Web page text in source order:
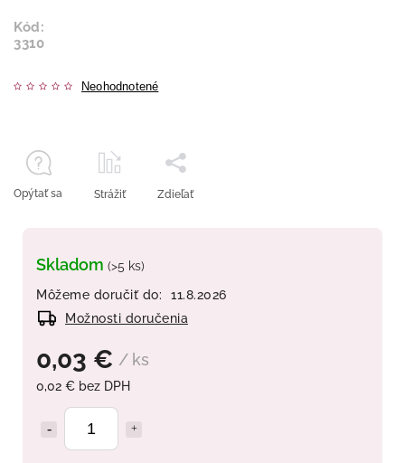
Kód:
3310
Neohodnotené
0,03 € / ks
0,02 € bez DPH
Skladom (>5 ks)
Môžeme doručiť do:
11.8.2026
Možnosti doručenia
Opýtať sa Strážiť Zdieľať